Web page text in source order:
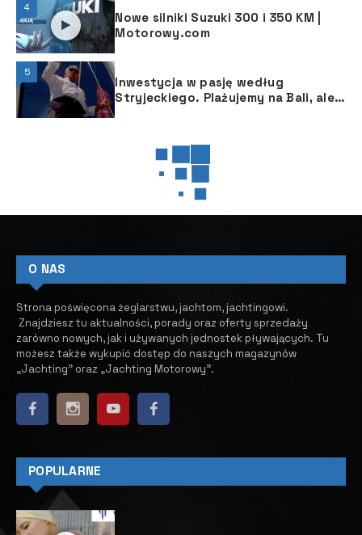
4
Nowe silniki Suzuki 300 i 350 KM |
Motorowy.com
5
Inwestycja w pasję według
Stryjeckiego. Plażujemy na Bali, ale
energii eBS 37 EVO firmy FPT
Industrial
3 KWIETNIA, 2025